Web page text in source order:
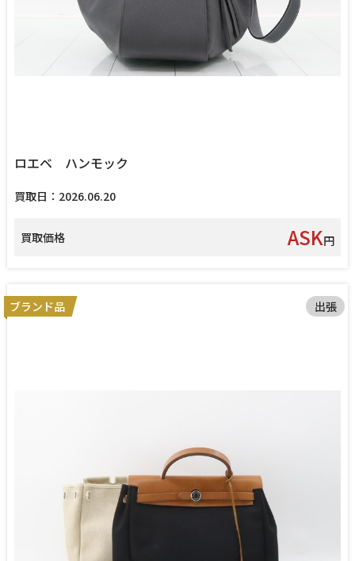
ロエベ ハンモック
買取日：2026.06.20
買取価格 ASK円
ブランド品 出張